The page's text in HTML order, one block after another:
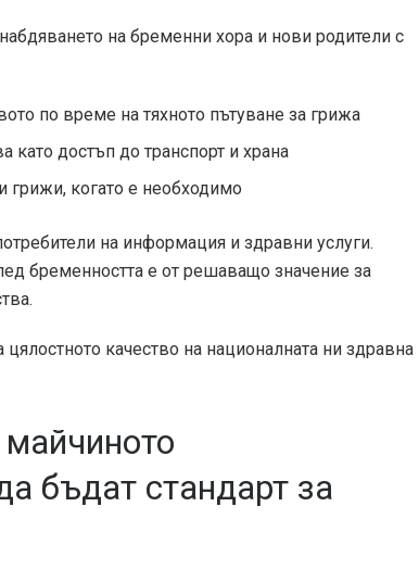
на бременни хора и нови родители с
по време на тяхното пътуване за грижа
като достъп до транспорт и храна
грижи, когато е необходимо
на информация и здравни услуги.
бременността е от решаващо значение за
качество на националната ни здравна
бъдат стандарт за